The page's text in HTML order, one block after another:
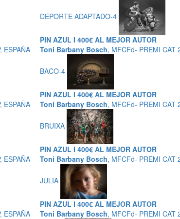
DEPORTE ADAPTADO-4
ESPAÑA
PIN AZUL I 400€ AL MEJOR AUTOR
Toni Barbany Bosch, MFCFd- PREMI CAT
BACO-4
ESPAÑA
PIN AZUL I 400€ AL MEJOR AUTOR
Toni Barbany Bosch, MFCFd- PREMI CAT
BRUIXA
ESPAÑA
PIN AZUL I 400€ AL MEJOR AUTOR
Toni Barbany Bosch, MFCFd- PREMI CAT
JULIA
ESPAÑA
PIN AZUL I 400€ AL MEJOR AUTOR
Toni Barbany Bosch, MFCFd- PREMI CAT